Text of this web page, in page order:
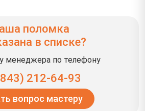
поломка
в списке?
менеджера по телефону
212-64-93
вопрос мастеру